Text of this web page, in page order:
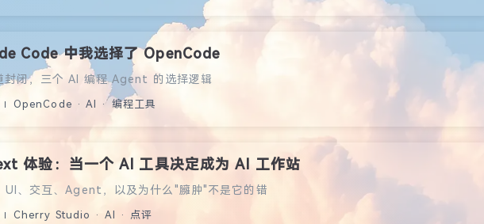
Code 中我选择了 OpenCode
封闭，三个 AI 编程 Agent 的选择逻辑
OpenCode · AI · 编程工具
体验：当一个 AI 工具决定成为 AI 工作站
UI、交互、Agent，以及为什么"臃肿"不是它的错
Cherry Studio · AI · 点评